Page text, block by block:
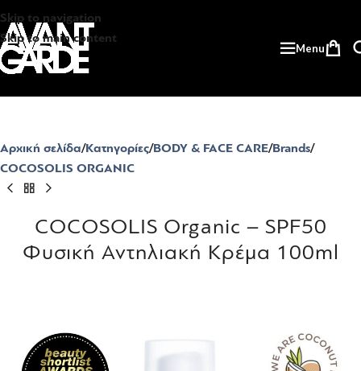
Skip to navigation
Skip to main content
Menu
Αρχική σελίδα Κατηγορίες BODY & FACE CARE Brands
COCOSOLIS ORGANIC
COCOSOLIS Organic – SPF50
Φυσική Αντηλιακή Κρέμα 100ml